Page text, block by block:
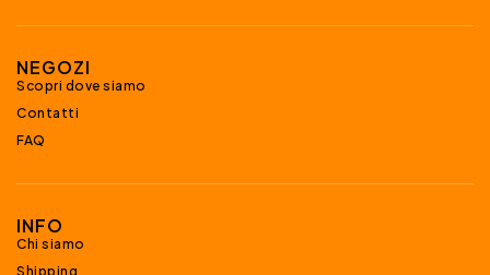
NEGOZI
Scopri dove siamo
Contatti
FAQ
INFO
Chi siamo
Shipping